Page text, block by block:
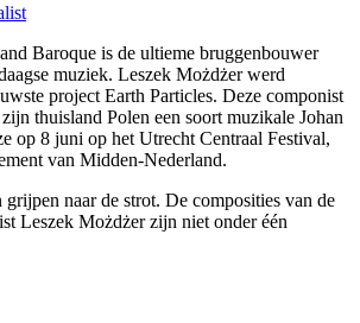
Baroque is de ultieme bruggenbouwer
muziek. Leszek Możdżer werd
project Earth Particles. Deze componist
thuisland Polen een soort muzikale Johan
op 8 juni op het Utrecht Centraal Festival,
van Midden-Nederland.
grijpen naar de strot. De composities van de
Leszek Możdżer zijn niet onder één